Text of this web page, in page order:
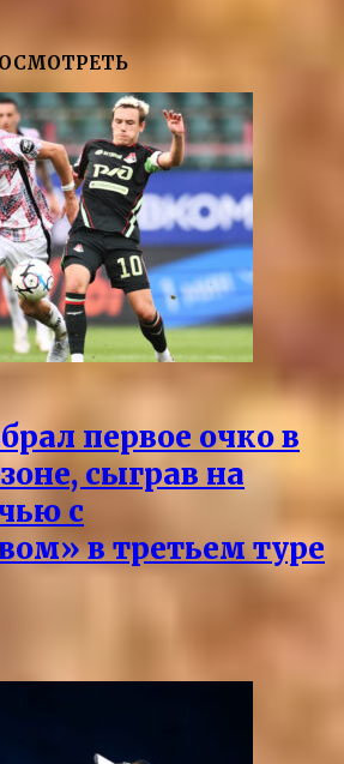
первое очко в
сыграв на
с
в третьем туре